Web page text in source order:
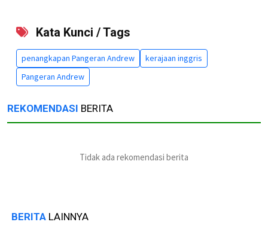
Kata Kunci / Tags
penangkapan Pangeran Andrew
kerajaan inggris
Pangeran Andrew
REKOMENDASI BERITA
Tidak ada rekomendasi berita
BERITA LAINNYA